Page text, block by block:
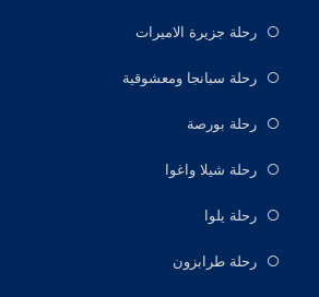
رحلة جزيرة الاميرات
رحلة سبانجا ومعشوقية
رحلة بورصة
رحلة شيلا واغوا
رحلة يلوا
رحلة طرابزون